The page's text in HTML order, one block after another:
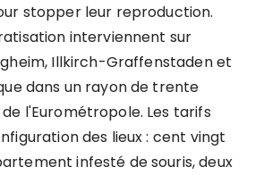
stopper leur reproduction.
interviennent sur
Illkirch-Graffenstaden et
dans un rayon de trente
l'Eurométropole. Les tarifs
des lieux : cent vingt
infesté de souris, deux